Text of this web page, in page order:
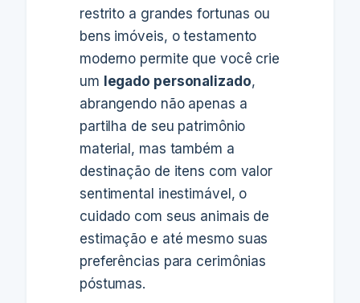
restrito a grandes fortunas ou
bens imóveis, o testamento
moderno permite que você crie
um legado personalizado,
abrangendo não apenas a
partilha de seu patrimônio
material, mas também a
destinação de itens com valor
sentimental inestimável, o
cuidado com seus animais de
estimação e até mesmo suas
preferências para cerimônias
póstumas.